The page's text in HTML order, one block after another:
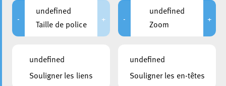
25 mai 2023
-
undefined
Taille de police
+ -
undefined
Zoom
+
undefined
Souligner les liens
undefined
Souligner les en-têtes